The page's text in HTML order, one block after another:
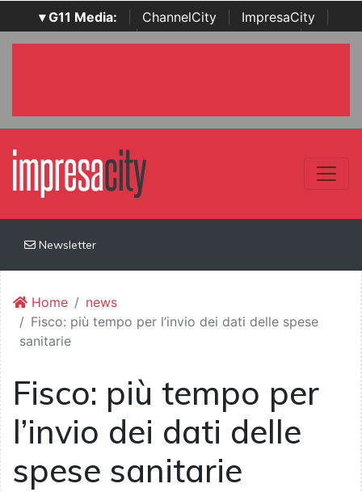
▾ G11 Media: ChannelCity ImpresaCity
SecurityOpenLab | Italian Channel Awards | Italian
Newsletter
Home
news
Fisco: più tempo per l’invio dei dati delle spese
sanitarie
Fisco: più tempo per
l’invio dei dati delle
spese sanitarie